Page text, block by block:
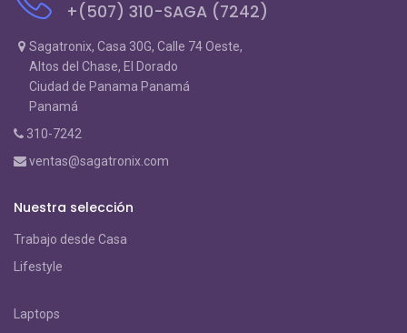
+(507) 310-SAGA (7242)
Sagatronix, Casa 30G, Calle 74 Oeste,
Altos del Chase, El Dorado
Ciudad de Panama Panamá
Panamá
310-7242
ventas@sagatronix.com
Nuestra selección
Trabajo desde Casa
Lifestyle
Laptops